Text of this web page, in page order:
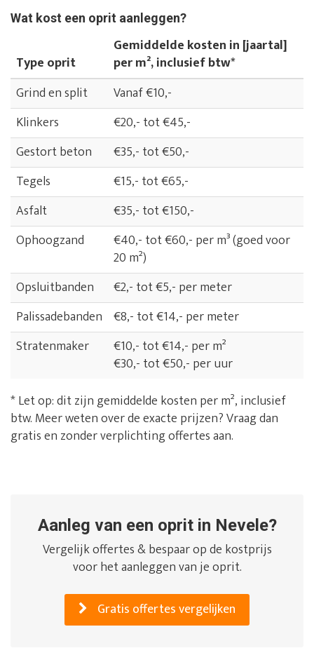
Wat kost een oprit aanleggen?
Type oprit
Gemiddelde kosten in [jaartal]
per m², inclusief btw*
Grind en split
Vanaf €10,-
Klinkers
€20,- tot €45,-
Gestort beton
€35,- tot €50,-
Tegels
€15,- tot €65,-
Asfalt
€35,- tot €150,-
Ophoogzand
€40,- tot €60,- per m³ (goed voor
20 m²)
Opsluitbanden
€2,- tot €5,- per meter
Palissadebanden €8,- tot €14,- per meter
Stratenmaker
€10,- tot €14,- per m²
€30,- tot €50,- per uur
* Let op: dit zijn gemiddelde kosten per m², inclusief
btw. Meer weten over de exacte prijzen? Vraag dan
gratis en zonder verplichting offertes aan.
Aanleg van een oprit in Nevele?
Vergelijk offertes & bespaar op de kostprijs
voor het aanleggen van je oprit.
Gratis offertes vergelijken